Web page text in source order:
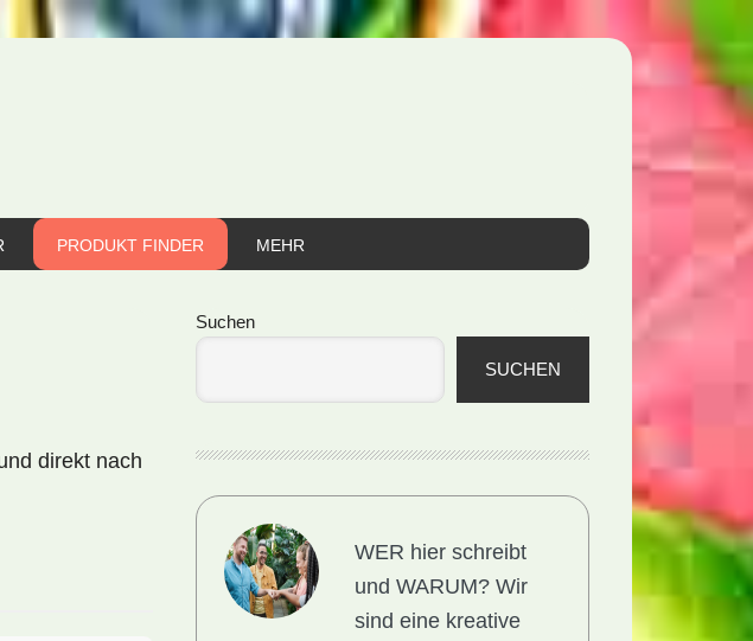
PRODUKT FINDER MEHR
direkt nach
Seitenspalte
Suchen
SUCHEN
WER hier schreibt
und WARUM?Wir
sind eine kreative